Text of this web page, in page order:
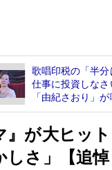
歌唱印税の「半
仕事に投資しなさ
「由紀さおり」が
』が大ヒッ
さ」【追悼